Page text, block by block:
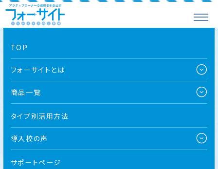
TOP
フォーサイトとは
商品一覧
タイプ別活用方法
導入校の声
サポートページ
無料サンプル配布中
こちらは学校での導入ご検討用のサンプルとなります。
大変恐れ入りますが、学校教職員以外の方にはサンプル
品のご送付を行っておりませんので予めご了承ください。
自治体関係者・学校教員の方限定
無料サンプル請求はこちら